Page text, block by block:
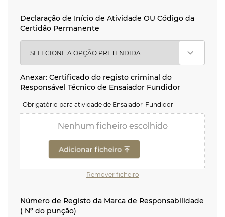
Declaração de Início de Atividade OU Código da
Declaração de Início de Atividade OU Código da
Certidão Permanente
Anexar: Certificado do registo criminal do Responsável
Anexar: Certificado do registo criminal do
Responsável Técnico de Ensaiador Fundidor
Obrigatório para atividade de Ensaiador-Fundidor
Remover ficheiro
Nenhum ficheiro escolhido
Nenhum ficheiro escolhido
Nenhum ficheiro escolhido
Número de Registo da Marca de Responsabilidade ( Nº
Número de Registo da Marca de Responsabilidade
( Nº do punção)